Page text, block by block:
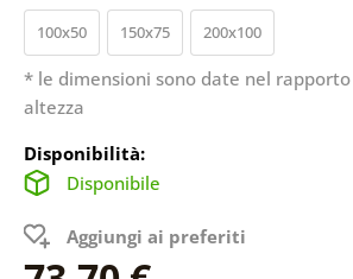
100x50 150x75 200x100
* le dimensioni sono date nel rapporto
altezza
Disponibilità:
Disponibile
Aggiungi ai preferiti